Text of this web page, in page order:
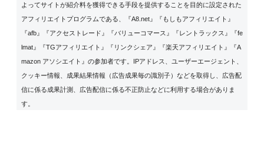
よってサイトが紹介料を獲得できる手段を提供することを目的に設定された
アフィリエイトプログラムである、『A8.net』『もしもアフィリエイト』
『afb』『アクセストレード』『バリューコマース』『レントラックス』『fe
lmat』『TGアフィリエイト』『リンクシェア』『楽天アフィリエイト』『A
mazon アソシエイト』の参加者です。IPアドレス、ユーザーエージェント、
クッキー情報、成果結果情報（広告成果毎の識別子）などを取得し、広告配
信に係る成果計測、広告配信に係る不正防止などに利用する場合がありま
す。